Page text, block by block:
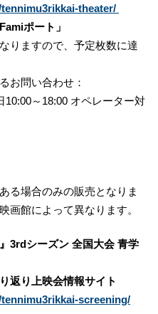
theater/
ポート」
りますので、予定枚数に達
お問い合わせ：
10:00～18:00 オペレーター対
る場合のみの販売となりま
画館によって異なります。
3rdシーズン 全国大会 青学
返り上映会情報サイト
screening/